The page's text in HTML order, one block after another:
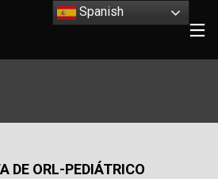
DE ORL-PEDIÁTRICO
Spanish